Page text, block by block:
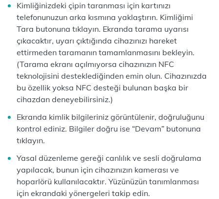
Kimliğinizdeki çipin taranması için kartınızı
telefonunuzun arka kısmına yaklaştırın. Kimliğimi
Tara butonuna tıklayın. Ekranda tarama uyarısı
çıkacaktır, uyarı çıktığında cihazınızı hareket
ettirmeden taramanın tamamlanmasını bekleyin.
(Tarama ekranı açılmıyorsa cihazınızın NFC
teknolojisini desteklediğinden emin olun. Cihazınızda
bu özellik yoksa NFC desteği bulunan başka bir
cihazdan deneyebilirsiniz.)
Ekranda kimlik bilgileriniz görüntülenir, doğruluğunu
kontrol ediniz. Bilgiler doğru ise “Devam” butonuna
tıklayın.
Yasal düzenleme gereği canlılık ve sesli doğrulama
yapılacak, bunun için cihazınızın kamerası ve
hoparlörü kullanılacaktır. Yüzünüzün tanımlanması
için ekrandaki yönergeleri takip edin.